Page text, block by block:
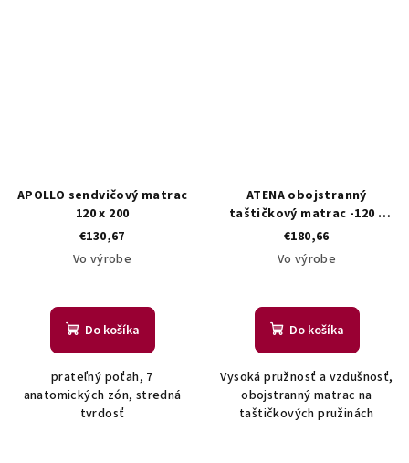
APOLLO sendvičový matrac
120 x 200
€130,67
Vo výrobe
Do košíka
prateľný poťah, 7
anatomických zón, stredná
tvrdosť
ATENA obojstranný
taštičkový matrac -120 x
200
€180,66
Vo výrobe
Do košíka
Vysoká pružnosť a vzdušnosť,
obojstranný matrac na
taštičkových pružinách